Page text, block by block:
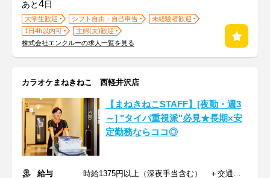
あと4日
大学生歓迎 シフト自由・自己申告
未経験者歓迎
1日4h以内可
主婦(夫)歓迎
株式会社エンクルーの求人一覧を見る
カラオケまねきねこ 西軽井沢店
【まねきねこSTAFF】[夜勤・週3
～] "タイパ重視派"必見★長期×安
定勤務ならココ◎
給与
時給1375円以上（深夜手当含む） ＋交通費支給